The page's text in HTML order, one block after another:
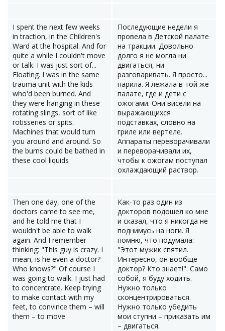
I spent the next few weeks
in traction, in the Children's
Ward at the hospital. And for
quite a while I couldn't move
or talk. I was just sort of...
Floating. I was in the same
trauma unit with the kids
who'd been burned. And
they were hanging in these
rotating slings, sort of like
rotisseries or spits.
Machines that would turn
you around and around. So
the burns could be bathed in
these cool liquids
Последующие недели я
провела в Детской палате
на тракции. Довольно
долго я не могла ни
двигаться, ни
разговаривать. Я просто...
парила. Я лежала в той же
палате, где и дети с
ожогами. Они висели на
выражающихся
подставках, словно на
гриле или вертеле.
Аппараты переворачивали
и переворачивали их,
чтобы к ожогам поступал
охлаждающий раствор.
Then one day, one of the
doctors came to see me,
and he told me that I
wouldn't be able to walk
again. And I remember
thinking: "This guy is crazy. I
mean, is he even a doctor?
Who knows?" Of course I
was going to walk. I just had
to concentrate. Keep trying
to make contact with my
feet, to convince them – will
them – to move
Как-то раз один из
докторов подошел ко мне
и сказал, что я никогда не
поднимусь на ноги. Я
помню, что подумала:
"Этот мужик спятил.
Интересно, он вообще
доктор? Кто знает!". Само
собой, я буду ходить.
Нужно только
сконцентрироваться.
Нужно только убедить
мои ступни – приказать им
– двигаться.